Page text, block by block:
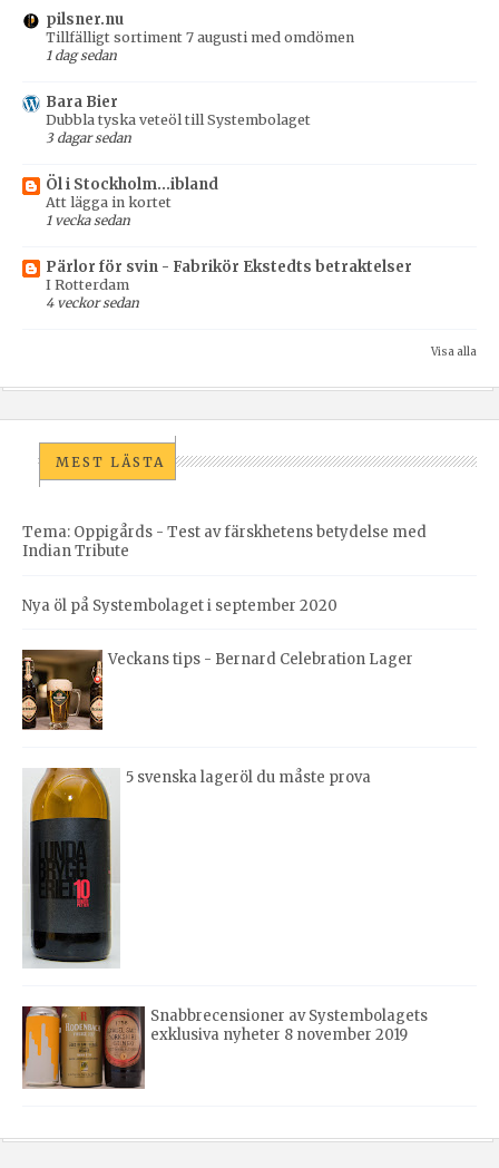
pilsner.nu
Tillfälligt sortiment 7 augusti med omdömen
1 dag sedan
Bara Bier
Dubbla tyska veteöl till Systembolaget
3 dagar sedan
Öl i Stockholm...ibland
Att lägga in kortet
1 vecka sedan
Pärlor för svin - Fabrikör Ekstedts betraktelser
I Rotterdam
4 veckor sedan
Visa alla
MEST LÄSTA
Tema: Oppigårds - Test av färskhetens betydelse med
Indian Tribute
Nya öl på Systembolaget i september 2020
Veckans tips - Bernard Celebration Lager
5 svenska lageröl du måste prova
Snabbrecensioner av Systembolagets
exklusiva nyheter 8 november 2019